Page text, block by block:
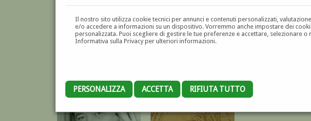
Il nostro sito utilizza cookie tecnici per annunci e contenuti personalizzati,
e/o accedere a informazioni su un dispositivo. Vorremmo anche impostare dei
personalizzata. Puoi scegliere di gestire le tue preferenze e accettare, selezionare
Informativa sulla Privacy per ulteriori informazioni.
PERSONALIZZA ACCETTA RIFIUTA TUTTO
CERAMISTI
A B C D E F G H I J K L